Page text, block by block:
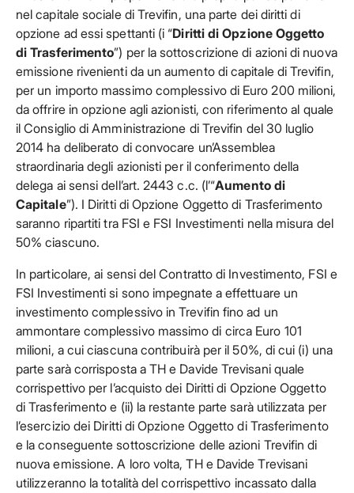
nel capitale sociale di Trevifin, una parte dei diritti di
opzione ad essi spettanti (i “Diritti di Opzione Oggetto
di Trasferimento”) per la sottoscrizione di azioni di nuova
emissione rivenienti da un aumento di capitale di Trevifin,
per un importo massimo complessivo di Euro 200 milioni,
da offrire in opzione agli azionisti, con riferimento al quale
il Consiglio di Amministrazione di Trevifin del 30 luglio
2014 ha deliberato di convocare un’Assemblea
straordinaria degli azionisti per il conferimento della
delega ai sensi dell’art. 2443 c.c. (l’“Aumento di
Capitale”). I Diritti di Opzione Oggetto di Trasferimento
saranno ripartiti tra FSI e FSI Investimenti nella misura del
50% ciascuno.
In particolare, ai sensi del Contratto di Investimento, FSI e
FSI Investimenti si sono impegnate a effettuare un
investimento complessivo in Trevifin fino ad un
ammontare complessivo massimo di circa Euro 101
milioni, a cui ciascuna contribuirà per il 50%, di cui (i) una
parte sarà corrisposta a TH e Davide Trevisani quale
corrispettivo per l’acquisto dei Diritti di Opzione Oggetto
di Trasferimento e (ii) la restante parte sarà utilizzata per
l’esercizio dei Diritti di Opzione Oggetto di Trasferimento
e la conseguente sottoscrizione delle azioni Trevifin di
nuova emissione. A loro volta, TH e Davide Trevisani
utilizzeranno la totalità del corrispettivo incassato dalla